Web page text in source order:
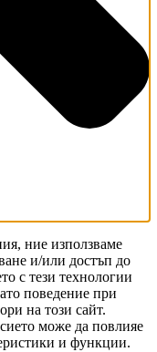
ние използваме
и/или достъп до
с тези технологии
поведение при
на този сайт.
може да повлияе
и функции.